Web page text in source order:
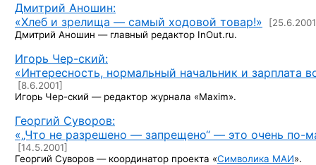
Дмитрий Аношин:
«Хлеб и зрелища — самый ходовой товар!»
Дмитрий Аношин —главный редактор InOut.ru.
Игорь Чер-ский:
«Интересность, нормальный начальник и зарплата
[8.6.2001]
Игорь Чер-ский —редактор журнала «Maxim».
Георгий Суворов:
«„Что не разрешено — запрещено“ — это очень по-
[14.5.2001]
Георгий Суворов —координатор проекта «Символика МАИ».